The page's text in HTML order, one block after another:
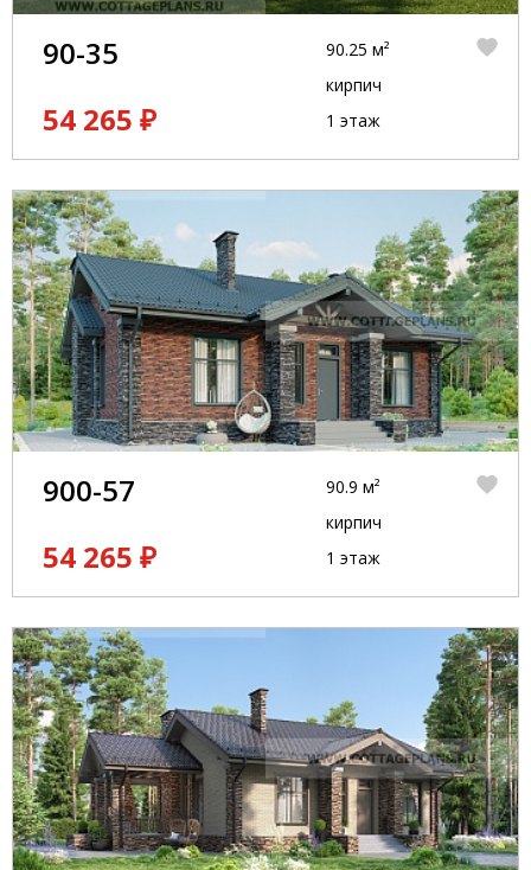
90-35
54 265 ₽
90.25 м²
кирпич
1 этаж
900-57
54 265 ₽
90.9 м²
кирпич
1 этаж